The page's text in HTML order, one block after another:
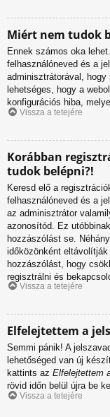
Miért nem tudok
Ennek számos oka
felhasználóneved és a
adminisztrátorával,
lehetséges, hogy a
konfigurációs hiba,
Vissza a tetejére
Korábban
tudok belépni?!
Keresd elő a
felhasználóneved és a
az adminisztrátor
azonosítód. Ez
hozzászólást se.
időközönként
hozzászólást, hogy
regisztrálni és
Vissza a tetejére
Elfelejtettem a
Semmi pánik! A
lehetőséged van új
kattints az Elfelejtettem
rövid időn belül újra be
Vissza a tetejére